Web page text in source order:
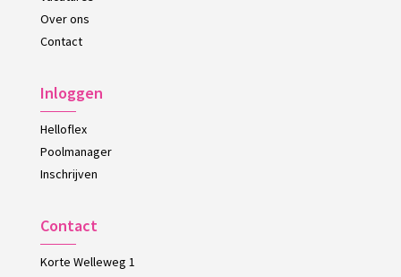
Over ons
Contact
Inloggen
Helloflex
Poolmanager
Inschrijven
Contact
Korte Welleweg 1